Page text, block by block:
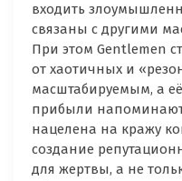
входить
связаны с другими
При этом Gentlemen
от хаотичных и
масштабируемым, а
прибыли
нацелена на кражу
создание
для жертвы, а не